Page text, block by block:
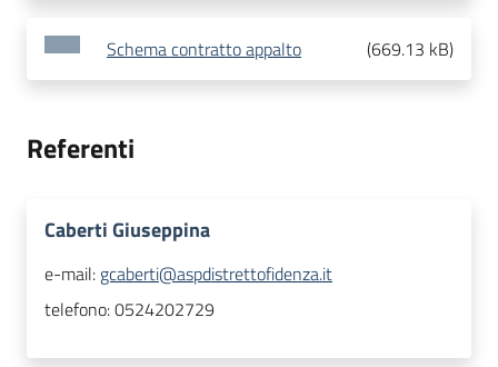
Schema contratto appalto (669.13 kB)
Referenti
Caberti Giuseppina
e-mail: gcaberti@aspdistrettofidenza.it
telefono:0524202729